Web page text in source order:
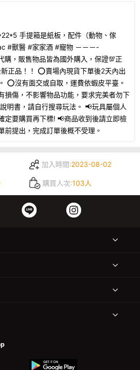
手提箱是紙板，配件（動物、傢
#獸醫 #家家酒 #寵物 －－－-
購，販售物品皆為國外購入，保證💯正
正品！！ ⭕賣場內現貨下單後2天內出
⭕沒有面交或自取，運費依蝦皮平臺。
損傷，不影響物品功能，要求完美者勿下
明書，請自行搜尋玩法。 📢玩具屬個人
定要購買再下標! 📢商品收到後請立即檢
前提出，完成訂單後概不受理。
加入時間:2023-08-02
購買人次:103人